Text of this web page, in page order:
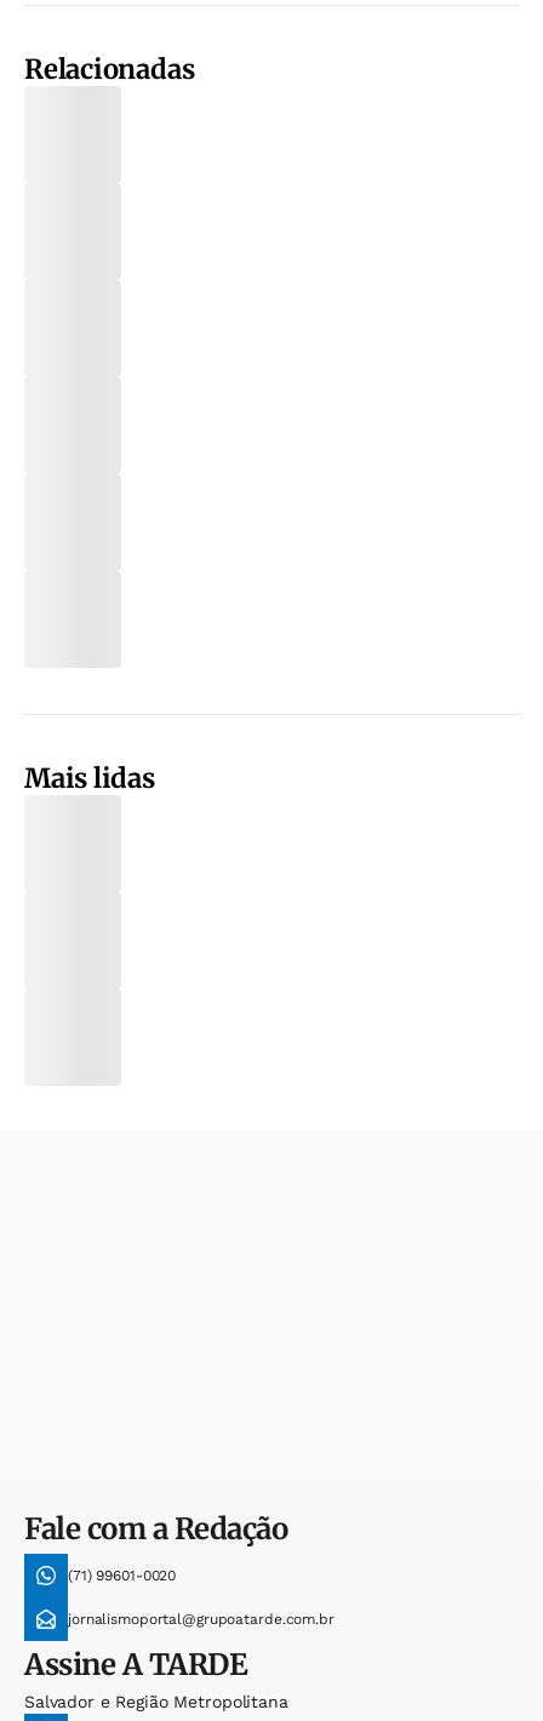
Relacionadas
Mais lidas
Fale com a Redação
(71) 99601-0020
jornalismoportal@grupoatarde.com.br
AssineA TARDE
Salvador e Região Metropolitana